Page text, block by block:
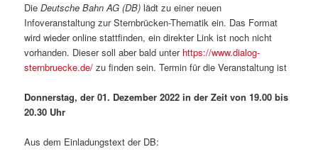
DieDeutsche Bahn AG (DB) lädt zu einer neuen
Infoveranstaltung zur Sternbrücken-Thematik ein. Das Format
wird wieder online stattfinden, ein direkter Link ist noch nicht
vorhanden. Dieser soll aber bald unter https://www.dialog-
sternbruecke.de/ zu finden sein. Termin für die Veranstaltung ist
Donnerstag, der 01. Dezember 2022 in der Zeit von 19.00 bis
20.30 Uhr
Aus dem Einladungstext der DB: